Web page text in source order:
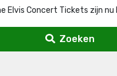
Elvis Concert Tickets zijn nu
Zoeken